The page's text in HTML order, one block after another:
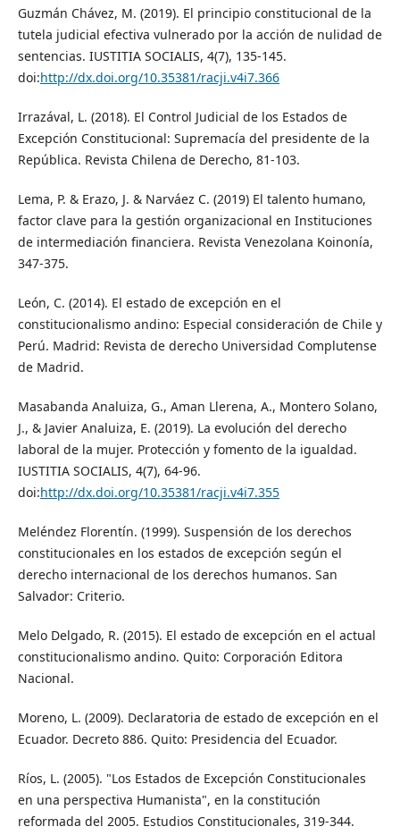
Guzmán Chávez, M. (2019). El principio constitucional de la
tutela judicial efectiva vulnerado por la acción de nulidad de
sentencias. IUSTITIA SOCIALIS, 4(7), 135-145.
doi:http://dx.doi.org/10.35381/racji.v4i7.366
Irrazával, L. (2018). El Control Judicial de los Estados de
Excepción Constitucional: Supremacía del presidente de la
República. Revista Chilena de Derecho, 81-103.
Lema, P. & Erazo, J. & Narváez C. (2019) El talento humano,
factor clave para la gestión organizacional en Instituciones
de intermediación financiera. Revista Venezolana Koinonía,
347-375.
León, C. (2014). El estado de excepción en el
constitucionalismo andino: Especial consideración de Chile y
Perú. Madrid: Revista de derecho Universidad Complutense
de Madrid.
Masabanda Analuiza, G., Aman Llerena, A., Montero Solano,
J., & Javier Analuiza, E. (2019). La evolución del derecho
laboral de la mujer. Protección y fomento de la igualdad.
IUSTITIA SOCIALIS, 4(7), 64-96.
doi:http://dx.doi.org/10.35381/racji.v4i7.355
Meléndez Florentín. (1999). Suspensión de los derechos
constitucionales en los estados de excepción según el
derecho internacional de los derechos humanos. San
Salvador: Criterio.
Melo Delgado, R. (2015). El estado de excepción en el actual
constitucionalismo andino. Quito: Corporación Editora
Nacional.
Moreno, L. (2009). Declaratoria de estado de excepción en el
Ecuador. Decreto 886. Quito: Presidencia del Ecuador.
Ríos, L. (2005). "Los Estados de Excepción Constitucionales
en una perspectiva Humanista", en la constitución
reformada del 2005. Estudios Constitucionales, 319-344.